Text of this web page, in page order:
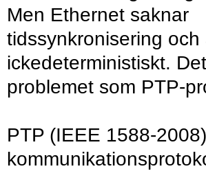
Men Ethernet saknar
tidssynkronisering och
ickedeterministiskt.
problemet som PTP-
PTP (IEEE 1588-